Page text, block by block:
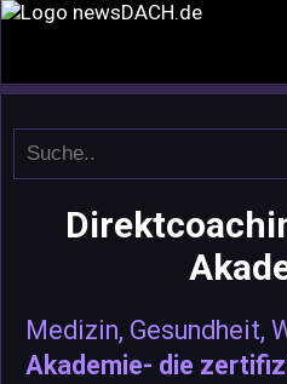
Medizin, Gesundheit,
Akademie- die